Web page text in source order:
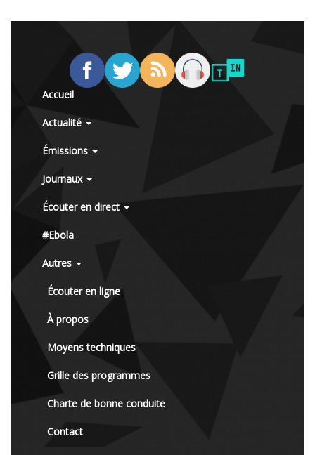
Accueil
Actualité
Émissions
Journaux
Écouter en direct
#Ebola
Autres
Écouter en ligne
À propos
Moyens techniques
Grille des programmes
Charte de bonne conduite
Contact